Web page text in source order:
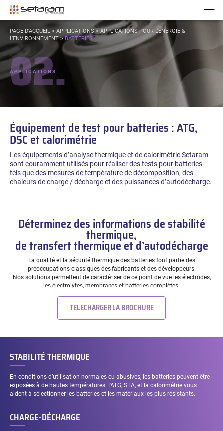
Aller au contenu
VOUS
ÊTES
ICI :
PAGE D'ACCUEIL> APPLICATIONS> APPLICATIONS POUR L’ENERGIE &
L’ENVIRONNEMENT>BATTERIES
02.
APPLICATIONS
Équipement de test pour batteries : ATG,
DSC et calorimétrie
Les équipements d’analyse thermique et de calorimétrie Setaram
sont couramment utilisés pour réaliser des tests pour batteries
tels que des mesures de température de décomposition, des
chaleurs de charge / décharge et des puissances d’autodécharge.
Déterminez des informations de stabilité
thermique,
de transfert thermique et d’autodécharge
La qualité et la sécurité thermique des batteries font partie des
préoccupations classiques des fabricants et des développeurs.
Nos solutions permettent de caractériser de ce point de vue les électrodes,
les électrolytes, membranes et batteries complètes.
TELECHARGER LA BROCHURE
STABILITÉ THERMIQUE
En conditions d’utilisation normales ou abusives, les batteries peuvent être
exposées à de hautes températures. L’ATG, STA, et la calorimétrie vous
aident à sélectionner les batteries et les matériaux les plus résistants.
CHARGE-DÉCHARGE
Panneau de gestion des cookies